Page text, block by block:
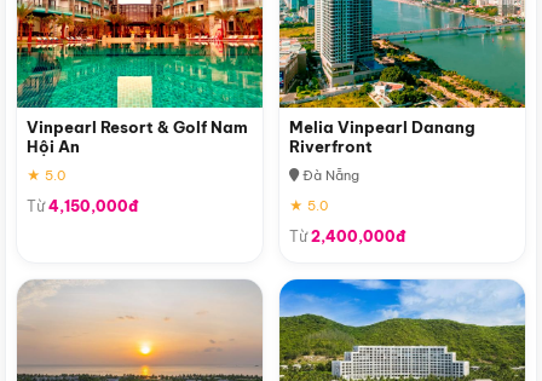
Vinpearl Resort & Golf Nam
Hội An
★ 5.0
Từ4,150,000đ
Melia Vinpearl Danang
Riverfront
Đà Nẵng
★ 5.0
Từ2,400,000đ